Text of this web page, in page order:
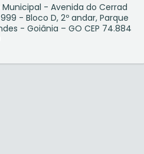
Municipal - Avenida do Cerrad
- Bloco D, 2º andar, Parque
- Goiânia – GO CEP 74.884